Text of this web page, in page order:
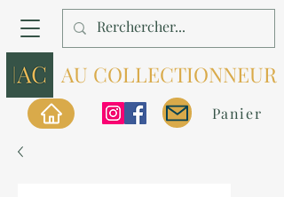
AU COLLECTIONNEUR
Panier